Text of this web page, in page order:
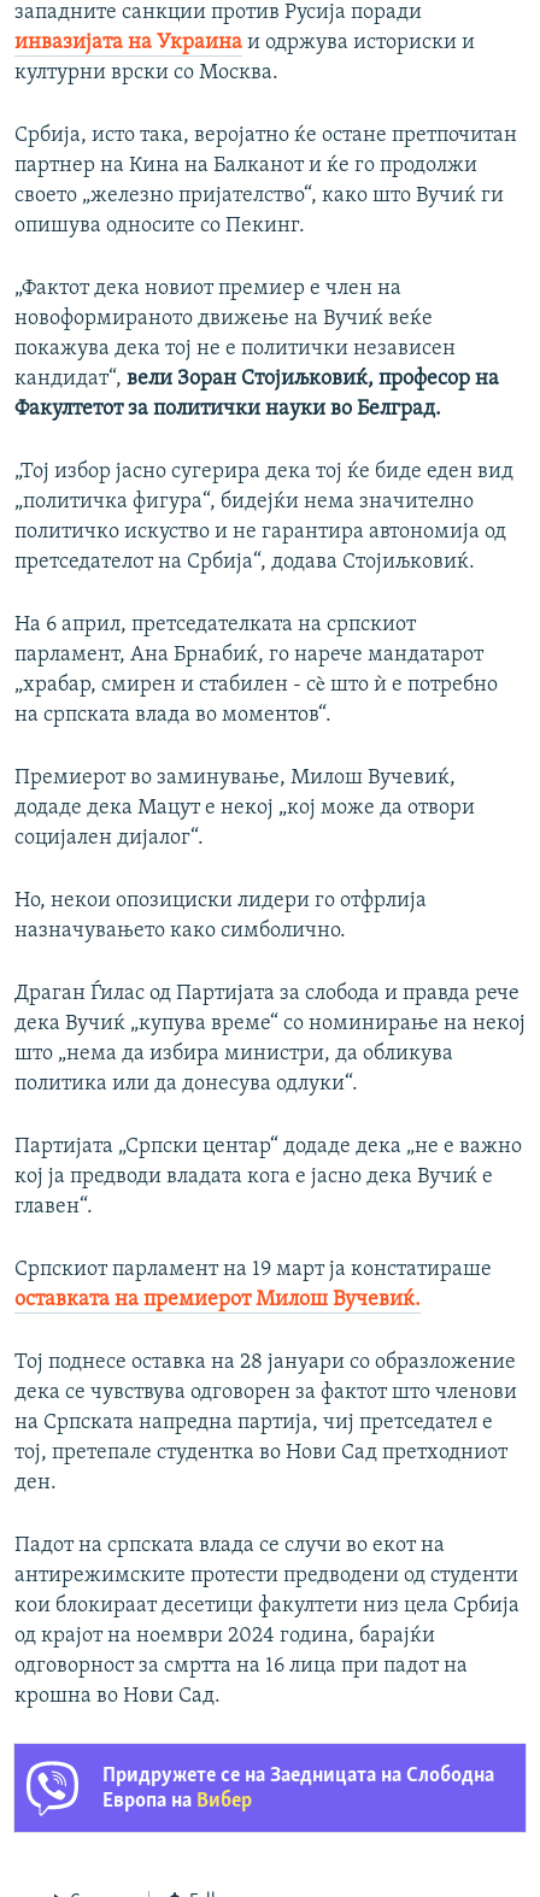
западните санкции против Русија поради
инвазијата на Украина и одржува историски и
културни врски со Москва.
Србија, исто така, веројатно ќе остане претпочитан
партнер на Кина на Балканот и ќе го продолжи
своето „железно пријателство“, како што Вучиќ ги
опишува односите со Пекинг.
„Фактот дека новиот премиер е член на
новоформираното движење на Вучиќ веќе
покажува дека тој не е политички независен
кандидат“, вели Зоран Стојиљковиќ, професор на
Факултетот за политички науки во Белград.
„Тој избор јасно сугерира дека тој ќе биде еден вид
„политичка фигура“, бидејќи нема значително
политичко искуство и не гарантира автономија од
претседателот на Србија“, додава Стојиљковиќ.
На 6 април, претседателката на српскиот
парламент, Ана Брнабиќ, го нарече мандатарот
„храбар, смирен и стабилен - сè што ѝ е потребно
на српската влада во моментов“.
Премиерот во заминување, Милош Вучевиќ,
додаде дека Мацут е некој „кој може да отвори
социјален дијалог“.
Но, некои опозициски лидери го отфрлија
назначувањето како симболично.
Драган Ѓилас од Партијата за слобода и правда рече
дека Вучиќ „купува време“ со номинирање на некој
што „нема да избира министри, да обликува
политика или да донесува одлуки“.
Партијата „Српски центар“ додаде дека „не е важно
кој ја предводи владата кога е јасно дека Вучиќ е
главен“.
Српскиот парламент на 19 март ја констатираше
оставката на премиерот Милош Вучевиќ.
Тој поднесе оставка на 28 јануари со образложение
дека се чувствува одговорен за фактот што членови
на Српската напредна партија, чиј претседател е
тој, претепале студентка во Нови Сад претходниот
ден.
Падот на српската влада се случи во екот на
антирежимските протести предводени од студенти
кои блокираат десетици факултети низ цела Србија
од крајот на ноември 2024 година, барајќи
одговорност за смртта на 16 лица при падот на
крошна во Нови Сад.
Придружете се на Заедницата на Слободна
Европа на Вибер